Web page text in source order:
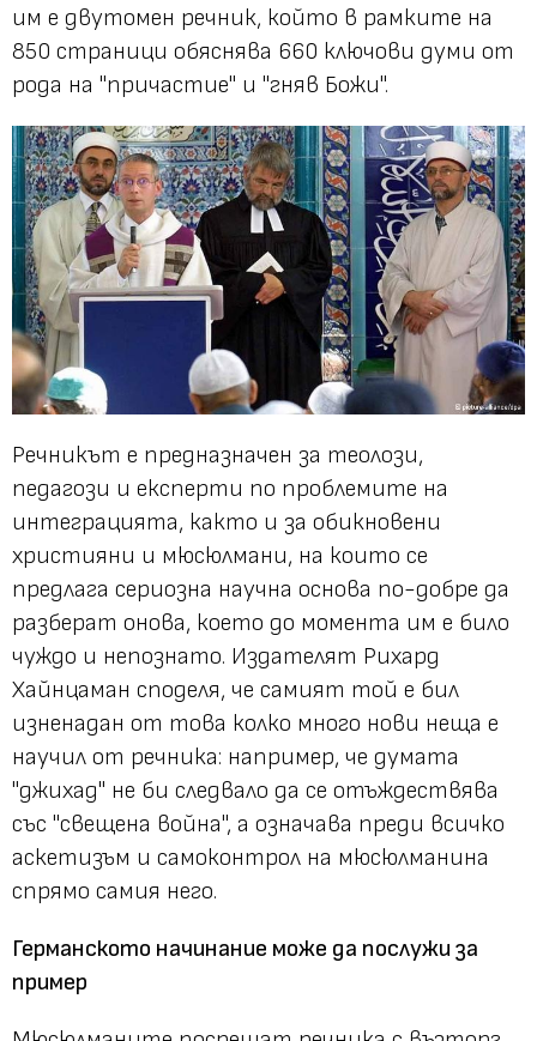
им е двутомен речник, който в рамките на
850 страници обяснява 660 ключови думи от
рода на "причастие" и "гняв Божи".
Речникът е предназначен за теолози,
педагози и експерти по проблемите на
интеграцията, както и за обикновени
християни и мюсюлмани, на които се
предлага сериозна научна основа по-добре да
разберат онова, което до момента им е било
чуждо и непознато. Издателят Рихард
Хайнцаман споделя, че самият той е бил
изненадан от това колко много нови неща е
научил от речника: например, че думата
"джихад" не би следвало да се отъждествява
със "свещена война", а означава преди всичко
аскетизъм и самоконтрол на мюсюлманина
спрямо самия него.
Германското начинание може да послужи за
пример